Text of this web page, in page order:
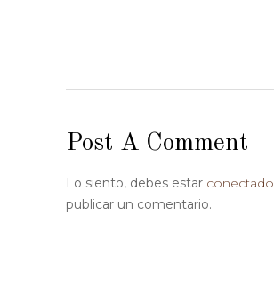
Post A Comment
Lo siento, debes estar conectado
publicar un comentario.